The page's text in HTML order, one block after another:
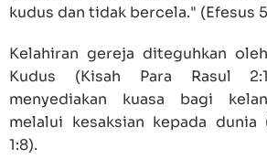
kudus dan tidak bercela." (Efesus
Kelahiran gereja diteguhkan
Kudus (Kisah Para Rasul
menyediakan kuasa bagi
melalui kesaksian kepada dunia
1:8).